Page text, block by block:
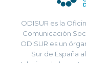
ODISUR es la
Comunicación
ODISUR es un
Sur de España